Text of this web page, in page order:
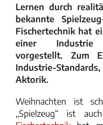
Lernen durch
bekannte
Fischertechnik hat
einer Industrie
vorgestellt. Zum
Industrie-
Aktorik.
Weihnachten ist
„Spielzeug“ ist